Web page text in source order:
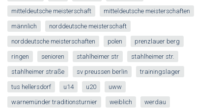
mitteldeutsche meisterschaft mitteldeutsche meisterschaften
männlich norddeutsche meisterschaft
norddeutsche meisterschaften polen prenzlauer berg
ringen senioren stahlheimer str stahlheimer str.
stahlheimer straße sv preussen berlin trainingslager
tus hellersdorf u14 u20 uww
warnemünder traditionsturnier weiblich werdau